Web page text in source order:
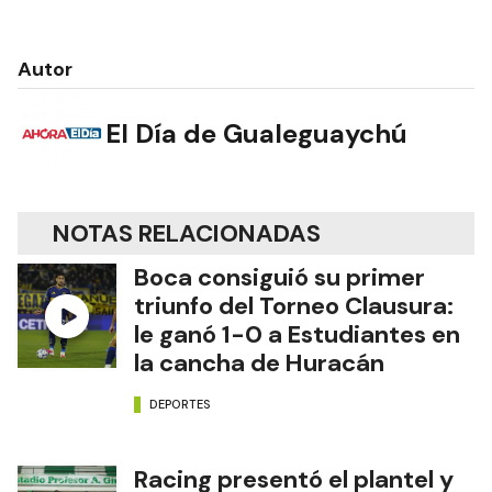
Autor
El Día de Gualeguaychú
NOTAS RELACIONADAS
Boca consiguió su primer
triunfo del Torneo Clausura:
le ganó 1-0 a Estudiantes en
la cancha de Huracán
DEPORTES
Racing presentó el plantel y